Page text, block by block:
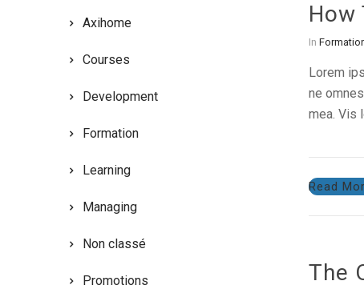
Axihome
Courses
Development
Formation
Learning
Managing
Non classé
Promotions
How
In
Lorem
ne
mea. Vis
Read
The